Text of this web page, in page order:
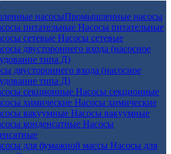
Промышленные насосы
Насосы питательные
Насосы сетевые
двустороннего входа (насосное
типа Д)
Насосы секционные
Насосы химические
Насосы вакуумные
Насосы
Насосы для